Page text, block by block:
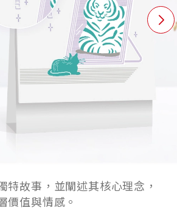
特故事，並闡述其核心理念，
價值與情感。